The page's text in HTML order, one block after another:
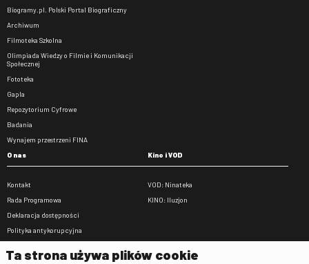
Biogramy.pl. Polski Portal Biograficzny
Archiwum
Filmoteka Szkolna
Olimpiada Wiedzy o Filmie i Komunikacji
Społecznej
Fototeka
Gapla
Repozytorium Cyfrowe
Badania
Wynajem przestrzeni FINA
O nas
Kontakt
Rada Programowa
Deklaracja dostępności
Polityka antykorupcyjna
Zamówienia publiczne
Kino i VOD
VOD: Ninateka
KINO: Iluzjon
Ta strona używa plików cookie